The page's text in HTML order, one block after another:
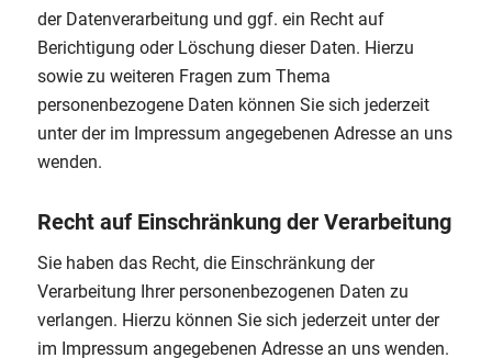
der Datenverarbeitung und ggf. ein Recht auf
Berichtigung oder Löschung dieser Daten. Hierzu
sowie zu weiteren Fragen zum Thema
personenbezogene Daten können Sie sich jederzeit
unter der im Impressum angegebenen Adresse an uns
wenden.
Recht auf Einschränkung der Verarbeitung
Sie haben das Recht, die Einschränkung der
Verarbeitung Ihrer personenbezogenen Daten zu
verlangen. Hierzu können Sie sich jederzeit unter der
im Impressum angegebenen Adresse an uns wenden.